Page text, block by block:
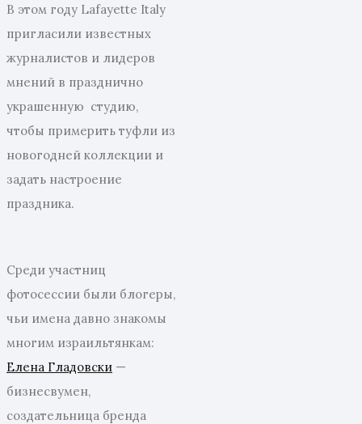
В этом году Lafayette Italy
пригласили известных
журналистов и лидеров
мнений в празднично
украшенную студию,
чтобы примерить туфли из
новогодней коллекции и
задать настроение
праздника.
Среди участниц
фотосессии были блогеры,
чьи имена давно знакомы
многим израильтянкам:
Елена Гладовски —
бизнесвумен,
создательница бренда